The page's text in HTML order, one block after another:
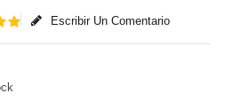
Escribir Un Comentario